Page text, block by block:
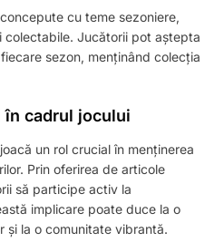
cu teme sezoniere,
Jucătorii pot aștepta
sezon, menținând colecția
cadrul jocului
un rol crucial în menținerea
Prin oferirea de articole
să participe activ la
implicare poate duce la o
și la o comunitate vibrantă.